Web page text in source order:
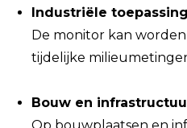
Industriële
De monitor kan
tijdelijke
Bouw en